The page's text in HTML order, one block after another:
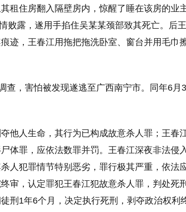
租住房翻入隔壁房内，惊醒了睡在该房的业
败露，遂用手掐住吴某某颈部致其死亡。后
迹，王春江用拖把拖洗卧室、窗台并用毛巾
查，害怕被发现遂逃至广西南宁市。同年6月3
他人生命，其行为已构成故意杀人罪；王春
体罪，应依法数罪并罚。王春江深夜非法侵
人犯罪情节特别恶劣，罪行极其严重，依法
审，认定罪犯王春江犯故意杀人罪，判处死
刑1年6个月，决定执行死刑，剥夺政治权利